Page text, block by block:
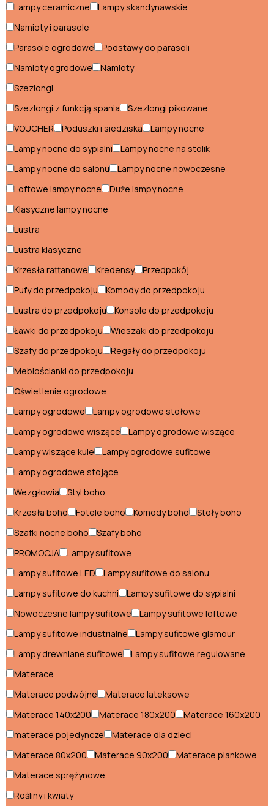
Konsole do sypialni
Ławki do sypialni
Łożka do sypialni
Materace do sypialni
Półki do sypialni
Regały do sypialni
Stoliki do sypialni
Toaletki do makijażu
Styl
Styl
glamour
Styl
industrialny
klasyczny
Styl
Styl
nowoczesny
Styl
skandynawski
włoski
boho
boho
Krzesła
Stoły boho
Szafki
nocne
boho
Szafy boho
Fotele boho
Komody boho
Krzesła boho
Stoły boho
Szafki nocne boho
Szafy boho
Lampy ceramiczne
Lampy skandynawskie
Namioty i parasole
Parasole ogrodowe
Podstawy do parasoli
Namioty ogrodowe
Namioty
Szezlongi
Szezlongi z funkcją spania
Szezlongi pikowane
VOUCHER
Poduszki i siedziska
Lampy nocne
Lampy nocne do sypialni
Lampy nocne na stolik
Lampy nocne do salonu
Lampy nocne nowoczesne
Loftowe lampy nocne
Duże lampy nocne
Klasyczne lampy nocne
Lustra
Lustra klasyczne
Krzesła rattanowe
Kredensy
Przedpokój
Pufy do przedpokoju
Komody do przedpokoju
Lustra do przedpokoju
Konsole do przedpokoju
Ławki do przedpokoju
Wieszaki do przedpokoju
Szafy do przedpokoju
Regały do przedpokoju
Meblościanki do przedpokoju
Oświetlenie ogrodowe
Lampy ogrodowe
Lampy ogrodowe stołowe
Lampy ogrodowe wiszące
Lampy ogrodowe wiszące
Lampy wiszące kule
Lampy ogrodowe sufitowe
Lampy ogrodowe stojące
Wezgłowia
Styl boho
Krzesła boho
Fotele boho Komody boho
Stoły boho
Szafki nocne boho
Szafy boho
PROMOCJA
Lampy sufitowe
Lampy sufitowe LED
Lampy sufitowe do salonu
Lampy sufitowe do kuchni
Lampy sufitowe do sypialni
Nowoczesne lampy sufitowe
Lampy sufitowe loftowe
Lampy sufitowe industrialne
Lampy sufitowe glamour
Lampy drewniane sufitowe
Lampy sufitowe regulowane
Materace
Materace podwójne
Materace lateksowe
Materace 140x200
Materace 180x200
Materace 160x200
materace pojedyncze
Materace dla dzieci
Materace 80x200
Materace 90x200
Materace piankowe
Materace sprężynowe
Rośliny i kwiaty